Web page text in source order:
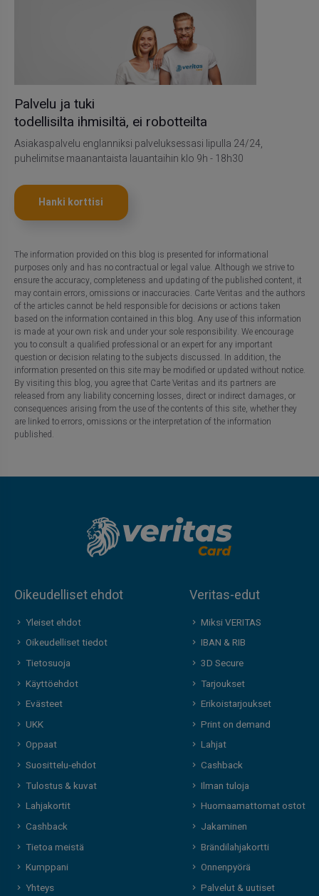
Palvelu ja tuki
todellisilta ihmisiltä, ei robotteilta
Asiakaspalvelu englanniksi palveluksessasi lipulla 24/24,
puhelimitse maanantaista lauantaihin klo 9h - 18h30
Hanki korttisi
The information provided on this blog is presented for informational
purposes only and has no contractual or legal value. Although we strive to
ensure the accuracy, completeness and updating of the published content, it
may contain errors, omissions or inaccuracies. Carte Veritas and the authors
of the articles cannot be held responsible for decisions or actions taken
based on the information contained in this blog. Any use of this information
is made at your own risk and under your sole responsibility. We encourage
you to consult a qualified professional or an expert for any important
question or decision relating to the subjects discussed. In addition, the
information presented on this site may be modified or updated without notice.
By visiting this blog, you agree that Carte Veritas and its partners are
released from any liability concerning losses, direct or indirect damages, or
consequences arising from the use of the contents of this site, whether they
are linked to errors, omissions or the interpretation of the information
published.
Oikeudelliset ehdot
Yleiset ehdot
Oikeudelliset tiedot
Tietosuoja
Käyttöehdot
Evästeet
UKK
Oppaat
Suosittelu-ehdot
Tulostus & kuvat
Lahjakortit
Cashback
Tietoa meistä
Kumppani
Yhteys
Veritas-edut
Miksi VERITAS
IBAN & RIB
3D Secure
Tarjoukset
Erikoistarjoukset
Print on demand
Lahjat
Cashback
Ilman tuloja
Huomaamattomat ostot
Jakaminen
Brändilahjakortti
Onnenpyörä
Palvelut & uutiset